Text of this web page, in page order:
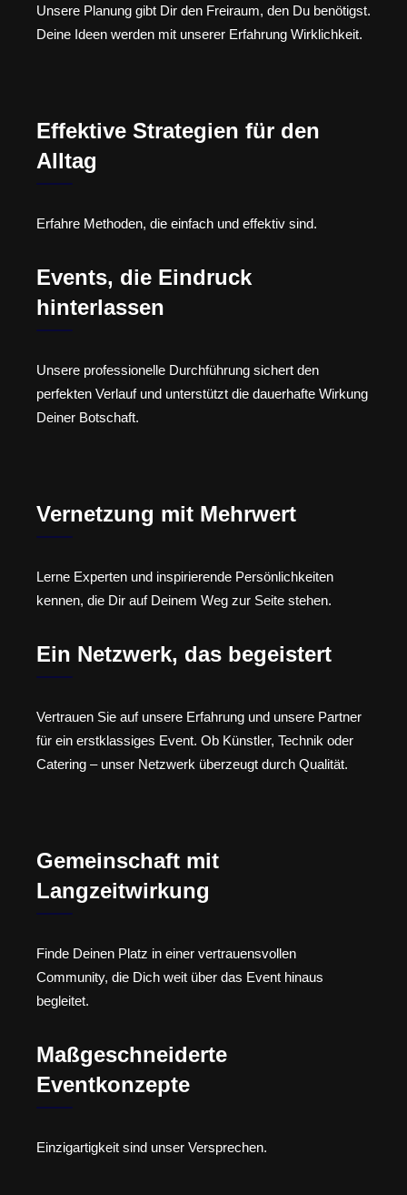
Unsere Planung gibt Dir den Freiraum, den Du benötigst.
Deine Ideen werden mit unserer Erfahrung Wirklichkeit.
Effektive Strategien für den
Alltag
Erfahre Methoden, die einfach und effektiv sind.
Events, die Eindruck
hinterlassen
Unsere professionelle Durchführung sichert den
perfekten Verlauf und unterstützt die dauerhafte Wirkung
Deiner Botschaft.
Vernetzung mit Mehrwert
Lerne Experten und inspirierende Persönlichkeiten
kennen, die Dir auf Deinem Weg zur Seite stehen.
Ein Netzwerk, das begeistert
Vertrauen Sie auf unsere Erfahrung und unsere Partner
für ein erstklassiges Event. Ob Künstler, Technik oder
Catering – unser Netzwerk überzeugt durch Qualität.
Gemeinschaft mit
Langzeitwirkung
Finde Deinen Platz in einer vertrauensvollen
Community, die Dich weit über das Event hinaus
begleitet.
Maßgeschneiderte
Eventkonzepte
Einzigartigkeit sind unser Versprechen.